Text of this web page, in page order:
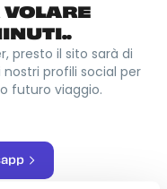
presto il sito sarà di
profili social per
futuro viaggio.